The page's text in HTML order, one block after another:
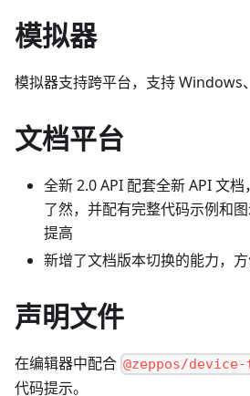
模拟器
模拟器支持跨平台，支持 Windows
文档平台
全新 2.0 API 配套全新 API 文
了然，并配有完整代码示例和
提高
新增了文档版本切换的能力，
声明文件
在编辑器中配合 @zeppos/
代码提示。